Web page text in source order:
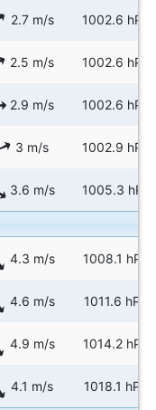
2.7 m/s 1002.6 hPa
2.5 m/s 1002.6 hPa
2.9 m/s 1002.6 hPa
3 m/s 1002.9 hPa
3.6 m/s 1005.3 hPa
4.3 m/s 1008.1 hPa
4.6 m/s 1011.6 hPa
4.9 m/s 1014.2 hPa
4.1 m/s 1018.1 hPa